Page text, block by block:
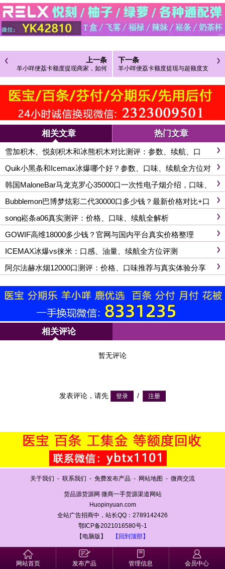
上一条
羊小咩便荔卡额度提现商家，如何
下一条
羊小咩便荔卡额度提现与超额度支
相关文章 热门文章
雪加积木、悦刻积木和冰熊积木对比测评：参数、续航、口
感、功能，一文搞懂
Quik小黑条和Icemax冰爆哪个好？参数、口味、续航全方位对
比
韩国MaloneBar马龙克罗心35000口一次性电子烟介绍，口味、
续航、功率全面解析
Bubblemon巴博梦炫彩二代30000口多少钱？最新价格对比+口
感分析
song崧条a06真实测评：价格、口味、续航全解析
GOWIF高维18000多少钱？官网与国内平台真实价格整理
ICEMAX冰爆vs徕米：口感、油量、续航全方位评测
阿尔法赫水烟12000口测评：价格、口味推荐与真实体验分享
相关评论
暂无评论
发表评论，请先 /
关于我们 - 联系我们 - 免费发布产品 - 网站地图 - 微商交流
货品源货源网 微商一手货源渠道网站
Huopinyuan.com
全站广告招商中，站长QQ：2789142426
鄂ICP备2021016580号-1
【电脑版】
【回到顶部】
网站首页 发布产品 管理信息 会员中心